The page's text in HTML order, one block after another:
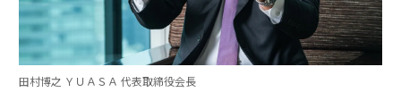
田村博之 ＹＵＡＳＡ 代表取締役会長